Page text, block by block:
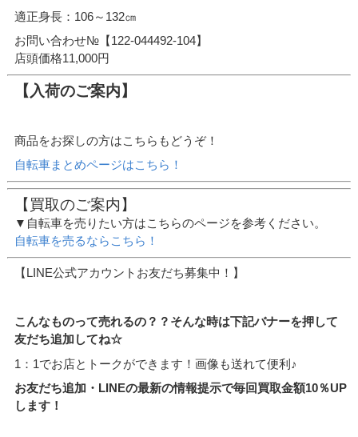
適正身長：106～132㎝
お問い合わせ№【122-044492-104】
店頭価格11,000円
【入荷のご案内】
商品をお探しの方はこちらもどうぞ！
自転車まとめページはこちら！
【買取のご案内】
▼自転車を売りたい方はこちらのページを参考ください。
自転車を売るならこちら！
【LINE公式アカウントお友だち募集中！】
こんなものって売れるの？？そんな時は下記バナーを押して
友だち追加してね☆
1：1でお店とトークができます！画像も送れて便利♪
お友だち追加・LINEの最新の情報提示で毎回買取金額10％UP
します！